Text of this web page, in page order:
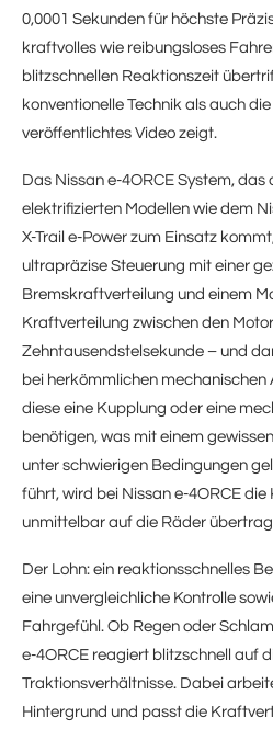
0,0001 Sekunden für höchste
kraftvolles wie reibungsloses
blitzschnellen Reaktionszeit
konventionelle Technik als auch
veröffentlichtes Video zeigt.
Das Nissan e-4ORCE System, das
elektrifizierten Modellen wie dem
X-Trail e-Power zum Einsatz
ultrapräzise Steuerung mit einer
Bremskraftverteilung und einem
Kraftverteilung zwischen den
Zehntausendstelsekunde – und
bei herkömmlichen mechanischen
diese eine Kupplung oder eine
benötigen, was mit einem
unter schwierigen Bedingungen
führt, wird bei Nissan e-4ORCE
unmittelbar auf die Räder
Der Lohn: ein reaktionsschnelles
eine unvergleichliche Kontrolle
Fahrgefühl. Ob Regen oder
e-4ORCE reagiert blitzschnell auf
Traktionsverhältnisse. Dabei
Hintergrund und passt die